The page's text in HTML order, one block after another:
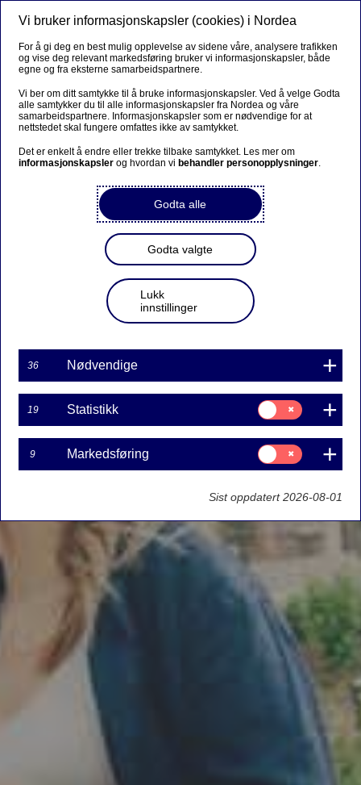
Vi bruker informasjonskapsler (cookies) i Nordea
For å gi deg en best mulig opplevelse av sidene våre, analysere trafikken
og vise deg relevant markedsføring bruker vi informasjonskapsler, både
egne og fra eksterne samarbeidspartnere.
Vi ber om ditt samtykke til å bruke informasjonskapsler. Ved å velge Godta
alle samtykker du til alle informasjonskapsler fra Nordea og våre
samarbeidspartnere. Informasjonskapsler som er nødvendige for at
nettstedet skal fungere omfattes ikke av samtykket.
Det er enkelt å endre eller trekke tilbake samtykket. Les mer om
informasjonskapsler og hvordan vi behandler personopplysninger.
Godta alle
Godta valgte
Lukk
innstillinger
36 Nødvendige
19 Statistikk
Samtykke
til:
Statistikk
9 Markedsføring
Samtykke
til:
Markedsføring
Sist oppdatert 2026-08-01